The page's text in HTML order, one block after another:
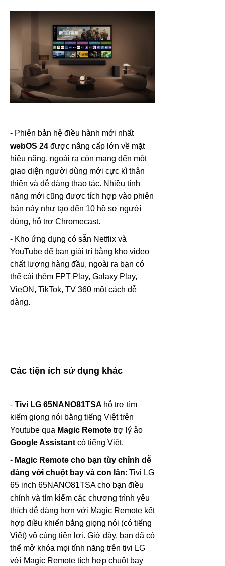
- Phiên bản hệ điều hành mới nhất
webOS 24 được nâng cấp lớn về mặt
hiệu năng, ngoài ra còn mang đến một
giao diện người dùng mới cực kì thân
thiện và dễ dàng thao tác. Nhiều tính
năng mới cũng được tích hợp vào phiên
bản này như tạo đến 10 hồ sơ người
dùng, hỗ trợ Chromecast.
- Kho ứng dụng có sẵn Netflix và
YouTube để bạn giải trí bằng kho video
chất lượng hàng đầu, ngoài ra bạn có
thể cài thêm FPT Play, Galaxy Play,
VieON, TikTok, TV 360 một cách dễ
dàng.
Các tiện ích sử dụng khác
- Tivi LG 65NANO81TSA hỗ trợ tìm
kiếm giọng nói bằng tiếng Việt trên
Youtube qua Magic Remote trợ lý ảo
Google Assistant có tiếng Việt.
- Magic Remote cho bạn tùy chỉnh dễ
dàng với chuột bay và con lăn: Tivi LG
65 inch 65NANO81TSA cho bạn điều
chỉnh và tìm kiếm các chương trình yêu
thích dễ dàng hơn với Magic Remote kết
hợp điều khiển bằng giọng nói (có tiếng
Việt) vô cùng tiện lợi. Giờ đây, bạn đã có
thể mở khóa mọi tính năng trên tivi LG
với Magic Remote tích hợp chuột bay